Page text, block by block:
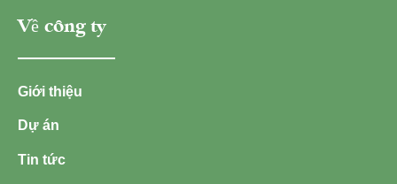
Về công ty
Giới thiệu
Dự án
Tin tức